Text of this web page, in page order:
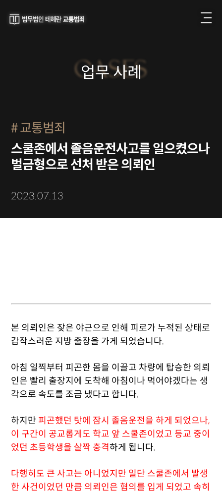
CASES
업무 사례
교통범죄
스쿨존에서 졸음운전사고를 일으켰으나
벌금형으로 선처 받은 의뢰인
2023.07.13
본 의뢰인은 잦은 야근으로 인해 피로가 누적된 상태로
갑작스러운 지방 출장을 가게 되었습니다.
아침 일찍부터 피곤한 몸을 이끌고 차량에 탑승한 의뢰
인은 빨리 출장지에 도착해 아침이나 먹어야겠다는 생
각으로 속도를 조금 냈다고 합니다.
하지만 피곤했던 탓에 잠시 졸음운전을 하게 되었으나,
이 구간이 공교롭게도 학교 앞 스쿨존이었고 등교 중이
었던 초등학생을 살짝 충격하게 됩니다.
다행히도 큰 사고는 아니었지만 일단 스쿨존에서 발생
한 사건이었던 만큼 의뢰인은 혐의를 입게 되었고 속히